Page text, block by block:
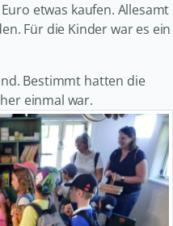
etwas kaufen. Allesamt
Für die Kinder war es ein
Bestimmt hatten die
einmal war.